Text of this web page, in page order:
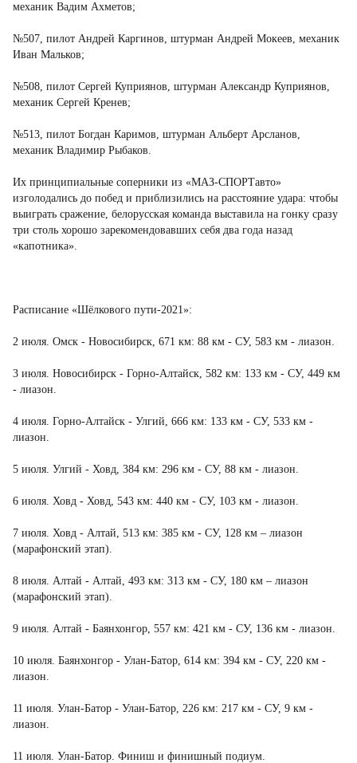
механик Вадим Ахметов;
№507, пилот Андрей Каргинов, штурман Андрей Мокеев, механик
Иван Мальков;
№508, пилот Сергей Куприянов, штурман Александр Куприянов,
механик Сергей Кренев;
№513, пилот Богдан Каримов, штурман Альберт Арсланов,
механик Владимир Рыбаков.
Их принципиальные соперники из «МАЗ-СПОРТавто»
изголодались до побед и приблизились на расстояние удара: чтобы
выиграть сражение, белорусская команда выставила на гонку сразу
три столь хорошо зарекомендовавших себя два года назад
«капотника».
Расписание «Шёлкового пути-2021»:
2 июля. Омск - Новосибирск, 671 км: 88 км - СУ, 583 км - лиазон.
3 июля. Новосибирск - Горно-Алтайск, 582 км: 133 км - СУ, 449 км
- лиазон.
4 июля. Горно-Алтайск - Улгий, 666 км: 133 км - СУ, 533 км -
лиазон.
5 июля. Улгий - Ховд, 384 км: 296 км - СУ, 88 км - лиазон.
6 июля. Ховд - Ховд, 543 км: 440 км - СУ, 103 км - лиазон.
7 июля. Ховд - Алтай, 513 км: 385 км - СУ, 128 км – лиазон
(марафонский этап).
8 июля. Алтай - Алтай, 493 км: 313 км - СУ, 180 км – лиазон
(марафонский этап).
9 июля. Алтай - Баянхонгор, 557 км: 421 км - СУ, 136 км - лиазон.
10 июля. Баянхонгор - Улан-Батор, 614 км: 394 км - СУ, 220 км -
лиазон.
11 июля. Улан-Батор - Улан-Батор, 226 км: 217 км - СУ, 9 км -
лиазон.
11 июля. Улан-Батор. Финиш и финишный подиум.